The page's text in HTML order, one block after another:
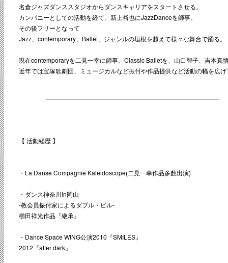
名倉ジャズダンススタジオからダンスキャリアをスタートさせる。
カンパニーとしての活動を経て、新上裕也にJazzDanceを師事。
その後フリーとなって
Jazz、contemporary、Ballet、ジャンルの垣根を越えて様々な舞台で踊る。
現在contemporaryを二見一幸に師事、Classic Balletを、山口智子、吉本真
近年では宝塚歌劇団、ミュージカルなど振付や作品提供など活動の幅を広
【 活動経歴 】
・La Danse Compagnie Kaleidoscope(二見一幸作品多数出演)
・ダンス神奈川in岡山
-教会員振付家によるダブル・ビル-
櫛田祥光作品『継承』
・Dance Space WING公演2010『SMILES』
2012『after dark』